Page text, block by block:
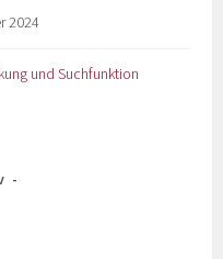
2024
und Suchfunktion